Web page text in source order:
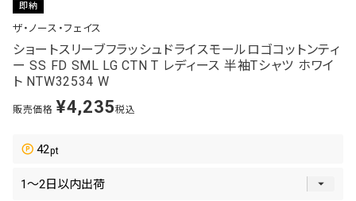
即納
ザ・ノース・フェイス
ショートスリーブフラッシュドライスモールロゴコットンティ
ー SS FD SML LG CTN T レディース 半袖Tシャツ ホワイ
ト NTW32534 W
販売価格 ¥4,235税込
42